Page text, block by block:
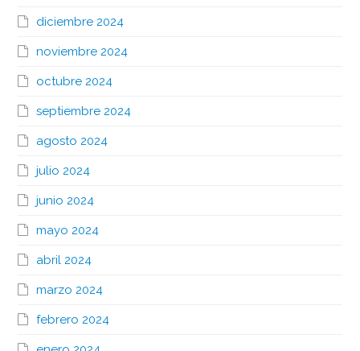
diciembre 2024
noviembre 2024
octubre 2024
septiembre 2024
agosto 2024
julio 2024
junio 2024
mayo 2024
abril 2024
marzo 2024
febrero 2024